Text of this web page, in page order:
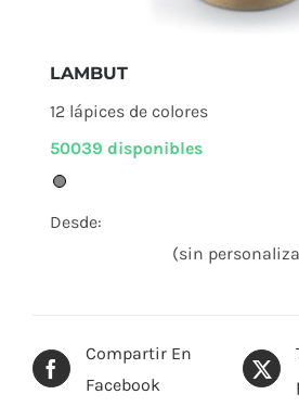
Compartir En
Facebook
LAMBUT
12 lápices de colores
50039 disponibles
Desde:
(sin